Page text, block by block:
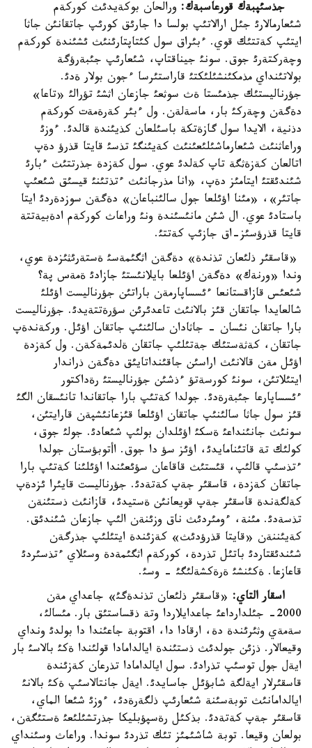
جذسئپبةك قورعاسبةك: ورالحان بوكةيدئث كوركةم
شئعارمالارئ جئل ارالاتئپ بولسا دا جارئق كورئپ جاتقانئن جاثا
ايتئپ كةتتئك قوي. ءبئراق سول كئتاپتارئنئث ئشئندة كوركةم
وچةركتةرئ جوق. سونئ جيناقتاپ، شئعارئپ جئبةرؤگة
بولاتئنداي مذمكئنشئلئكتئ قاراستئرسا ءجون بولار ةدئ.
جؤرناليستئك جذمئستا ةث سوثعئ جازعان اثشئ تؤرالئ «تاعا»
دةگةن وچةركئ بار، ماسةلةن. ول ءبئر كةرةمةت كوركةم
دذنية، الايدا سول گازةتكة باسئلعان كذيئندة قالدئ. ءوزئ
وراعاثنئث شئعارماشئلئعئنئث كةيئنگئ تذسئ قايتا قذرؤ دةپ
اتالعان كةزةثگة تاپ كةلدئ عوي. سول كةزدة جذرتتئث ءبارئ
شئندئقتئ ايتامئز دةپ، «انا مذرجانئث ءتذتئنئ قيسئق شئعئپ
جاتئر»، «مئنا اؤئلعا جول سالئنباعان» دةگةن سوزدةردئ ايتا
باستادئ عوي. ال شئن مانئسئندة ونئ وراعاث كوركةم ادةبيةتتة
قايتا قذرؤسئز-اق جازئپ كةتتئ.
«قاسقئر ذلئعان تذندة» دةگةن اثگئمةسئ ةستةرئثئزدة عوي،
وندا «ورنةك» دةگةن اؤئلعا بايلانئستئ جازادئ ةمةس پة؟
شئعئس قازاقستانعا ءئسساپارمةن باراتئن جؤرناليست اؤئلئ
شالعايدا جاتقان قئز بالانئث تاعدئرئن سؤرةتتةيدئ. جؤرناليست
بارا جاتقان نئسان - جاثادان سالئنئپ جاتقان اؤئل. وركةندةپ
جاتقان، كةثةستئك جةتئلئپ جاتقان ةلدئمةكةن. ول كةزدة
اؤئل مةن قالانئث اراسئن جاقئنداتايئق دةگةن ذراندار
ايتئلاتئن، سونئ كورسةتؤ ءذشئن جؤرناليستئ رةداكتور
ءئسساپارعا جئبةرةدئ. جولدا كةتئپ بارا جاتقاندا تانئسقان الگئ
قئز سول جاثا سالئنئپ جاتقان اؤئلعا قئزعانئشپةن قارايتئن،
سونئث جانئنداعئ ةسكئ اؤئلدان بولئپ شئعادئ. جولئ جوق،
كولئك تة قاتئنامايدئ، اؤئز سؤ دا جوق. اأتوبؤستان جولدا
ءتذسئپ قالئپ، قئستئث قاقاعان سؤئعئندا اؤئلئنا كةتئپ بارا
جاتقان كةزدة، قاسقئر جةپ كةتةدئ. جؤرناليست قايئرا ئزدةپ
كةلگةندة قاسقئر جةپ قويعانئن ةستيدئ، قازانئث ذستئنةن
تذسةدئ. مئنة، ءومئردئث ناق وزئنةن الئپ جازعان شئندئق.
كةيئننةن «قايتا قذرؤدئث» كةزئندة ايتئلئپ جذرگةن
شئندئقتاردئ باتئل تذردة، كوركةم اثگئمةدة وسئلاي ءتذسئردئ
قاعازعا. ةكئنشئ ةرةكشةلئگئ - وسئ.
اسقار التاي: «قاسقئر ذلئعان تذندةگئ» جاعداي مةن
2000- جئلدارداعئ جاعدايلاردا وتة ذقساستئق بار. مئسالئ،
سةمةي وثئرئندة دة، ارقادا دا، اقتوبة جاعئندا دا بولدئ ونداي
وقيعالار. ذزئن جولدئث ذستئندة ايالدامادا قولئندا ةكئ بالاسئ بار
ايةل جول توسئپ تذرادئ. سول ايالدامادا تذرعان كةزئندة
قاسقئرلار ايةلگة شابؤئل جاسايدئ. ايةل جانتالاسئپ ةكئ بالانئ
ايالدامانئث توبةسئنة شئعارئپ ذلگةرةدئ، ءوزئ شئعا الماي،
قاسقئر جةپ كةتةدئ. بذكئل رةسپؤبليكا جذرتشئلئعئ ةستئگةن،
بولعان وقيعا. توبة شاشئمئز تئك تذردئ سوندا. وراعاث وسئنداي